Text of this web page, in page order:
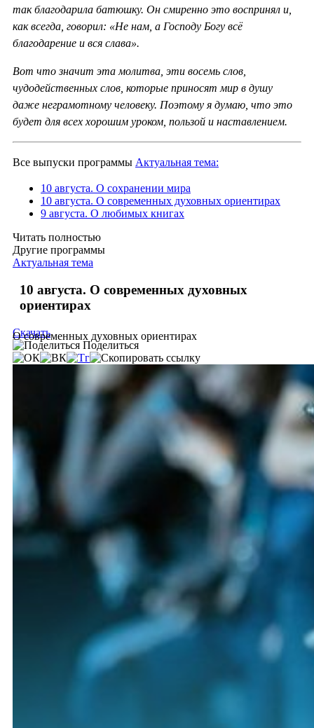
так благодарила батюшку. Он смиренно это воспринял и,
как всегда, говорил: «Не нам, а Господу Богу всё
благодарение и вся слава».
Вот что значит эта молитва, эти восемь слов,
чудодейственных слов, которые приносят мир в душу
даже неграмотному человеку. Поэтому я думаю, что это
будет для всех хорошим уроком, пользой и наставлением.
Все выпуски программы Актуальная тема:
10 августа. О сохранении мира
10 августа. О современных духовных ориентирах
9 августа. О любимых книгах
Читать полностью
Другие программы
Актуальная тема
10 августа. О современных духовных
ориентирах
О современных духовных ориентирах
Скачать
Поделиться